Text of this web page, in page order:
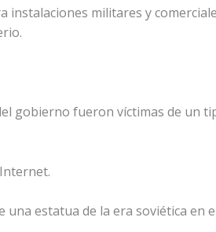
instalaciones militares y
gobierno fueron víctimas de un
estatua de la era soviética en